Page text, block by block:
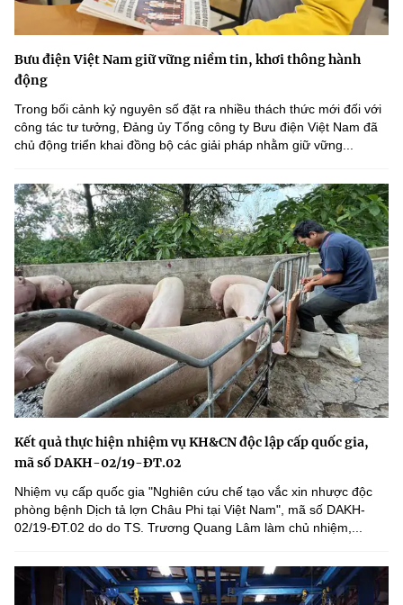
Bưu điện Việt Nam giữ vững niềm tin, khơi thông hành
động
Trong bối cảnh kỷ nguyên số đặt ra nhiều thách thức mới đối với
công tác tư tưởng, Đảng ủy Tổng công ty Bưu điện Việt Nam đã
chủ động triển khai đồng bộ các giải pháp nhằm giữ vững...
Kết quả thực hiện nhiệm vụ KH&CN độc lập cấp quốc gia,
mã số DAKH-02/19-ĐT.02
Nhiệm vụ cấp quốc gia "Nghiên cứu chế tạo vắc xin nhược độc
phòng bệnh Dịch tả lợn Châu Phi tại Việt Nam", mã số DAKH-
02/19-ĐT.02 do do TS. Trương Quang Lâm làm chủ nhiệm,...